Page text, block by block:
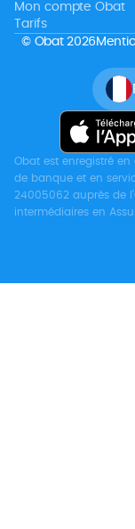
Mon compte Obat
Tarifs
© Obat 2026
Obat est enregistré
de banque et en
24005062 auprès de
intermédiaires en